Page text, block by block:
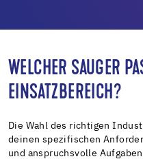
WELCHER SAUGER
EINSATZBEREICH?
Die Wahl des richtigen
deinen spezifischen
und anspruchsvolle